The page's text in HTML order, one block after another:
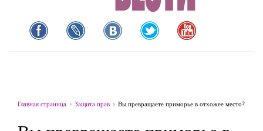
Главная страница Защита прав Вы превращаете приморье в отхожее место?